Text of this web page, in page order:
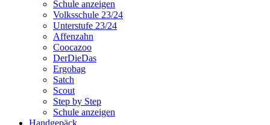
Schule anzeigen
Volksschule 23/24
Unterstufe 23/24
Affenzahn
Coocazoo
DerDieDas
Ergobag
Satch
Scout
Step by Step
Schule anzeigen
Handgepäck